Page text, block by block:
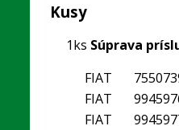
Kusy
1ks Súprava
FIAT
FIAT
FIAT